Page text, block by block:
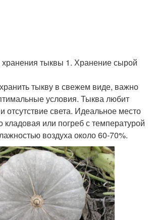
тыквы 1. Хранение сырой
тыкву в свежем виде, важно
условия. Тыква любит
отсутствие света. Идеальное место
кладовая или погреб с температурой
воздуха около 60-70%.